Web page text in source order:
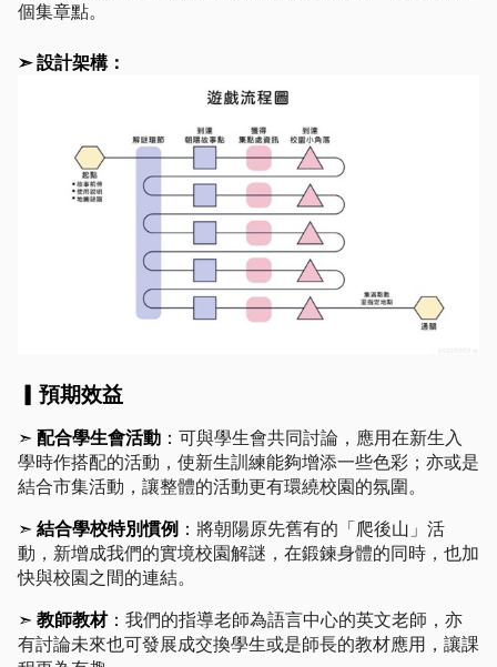
個集章點。
➣ 設計架構：
▎預期效益
➣ 配合學生會活動 ： 可與學生會共同討論，應用在新生入
學時作搭配的活動，使新生訓練能夠增添一些色彩；亦或是
結合市集活動，讓整體的活動更有環繞校園的氛圍。
➣ 結合學校特別慣例 ： 將朝陽原先舊有的「爬後山」活
動，新增成我們的實境校園解謎，在鍛鍊身體的同時，也加
快與校園之間的連結。
➣ 教師教材： 我們的指導老師為語言中心的英文老師，亦
有討論未來也可發展成交換學生或是師長的教材應用，讓課